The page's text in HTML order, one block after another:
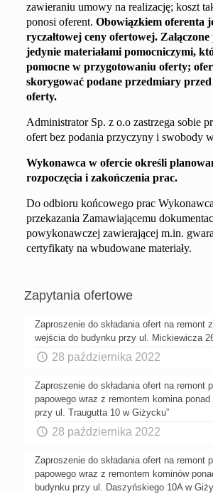
zawieraniu umowy na realizację; koszt
ponosi oferent.Obowiązkiem oferenta
ryczałtowej ceny ofertowej.
jedynie materiałami pomocniczymi,
pomocne w przygotowaniu oferty;
skorygować podane przedmiary przed
oferty.
Administrator Sp. z o.o zastrzega sobie
ofert bez podania przyczyny i swobody
Wykonawca w ofercie określi
rozpoczęcia i zakończenia prac.
Do odbioru końcowego prac
przekazania Zamawiającemu
powykonawczej zawierającej m.in.
certyfikaty na wbudowane materiały.
Zapytania ofertowe
Zaproszenie do składania ofert na remont
wejścia do budynku przy ul. Mickiewicza
28 października 2022
Zaproszenie do składania ofert na remont
papowego wraz z remontem komina
przy ul. Traugutta 10 w Giżycku”
28 października 2022
Zaproszenie do składania ofert na remont
papowego wraz z remontem kominów
budynku przy ul. Daszyńskiego 10A w